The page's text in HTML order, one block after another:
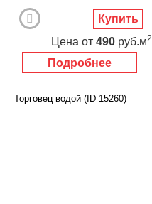
Подробнее
Цена от 490 руб.м2
Купить
Торговец водой (ID 15260)